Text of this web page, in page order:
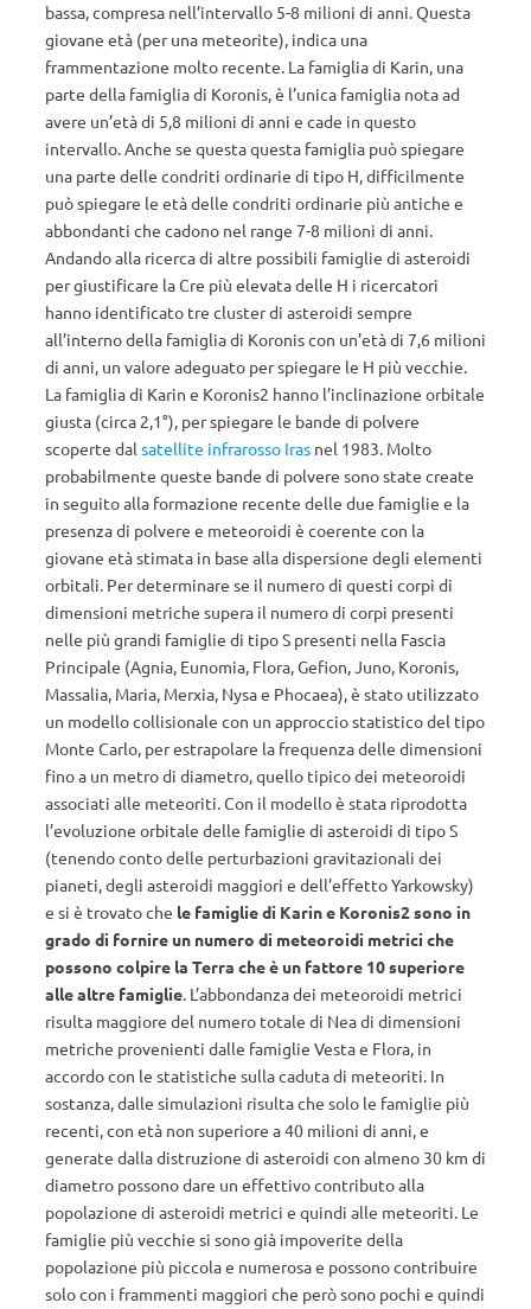
bassa, compresa nell’intervallo 5-8 milioni di anni. Questa
giovane età (per una meteorite), indica una
frammentazione molto recente. La famiglia di Karin, una
parte della famiglia di Koronis, è l’unica famiglia nota ad
avere un’età di 5,8 milioni di anni e cade in questo
intervallo. Anche se questa questa famiglia può spiegare
una parte delle condriti ordinarie di tipo H, difficilmente
può spiegare le età delle condriti ordinarie più antiche e
abbondanti che cadono nel range 7-8 milioni di anni.
Andando alla ricerca di altre possibili famiglie di asteroidi
per giustificare la Cre più elevata delle H i ricercatori
hanno identificato tre cluster di asteroidi sempre
all’interno della famiglia di Koronis con un’età di 7,6 milioni
di anni, un valore adeguato per spiegare le H più vecchie.
La famiglia di Karin e Koronis2 hanno l’inclinazione orbitale
giusta (circa 2,1°), per spiegare le bande di polvere
scoperte dal satellite infrarosso Iras nel 1983. Molto
probabilmente queste bande di polvere sono state create
in seguito alla formazione recente delle due famiglie e la
presenza di polvere e meteoroidi è coerente con la
giovane età stimata in base alla dispersione degli elementi
orbitali. Per determinare se il numero di questi corpi di
dimensioni metriche supera il numero di corpi presenti
nelle più grandi famiglie di tipo S presenti nella Fascia
Principale (Agnia, Eunomia, Flora, Gefion, Juno, Koronis,
Massalia, Maria, Merxia, Nysa e Phocaea), è stato utilizzato
un modello collisionale con un approccio statistico del tipo
Monte Carlo, per estrapolare la frequenza delle dimensioni
fino a un metro di diametro, quello tipico dei meteoroidi
associati alle meteoriti. Con il modello è stata riprodotta
l’evoluzione orbitale delle famiglie di asteroidi di tipo S
(tenendo conto delle perturbazioni gravitazionali dei
pianeti, degli asteroidi maggiori e dell’effetto Yarkowsky)
e si è trovato che le famiglie di Karin e Koronis2 sono in
grado di fornire un numero di meteoroidi metrici che
possono colpire la Terra che è un fattore 10 superiore
alle altre famiglie. L’abbondanza dei meteoroidi metrici
risulta maggiore del numero totale di Nea di dimensioni
metriche provenienti dalle famiglie Vesta e Flora, in
accordo con le statistiche sulla caduta di meteoriti. In
sostanza, dalle simulazioni risulta che solo le famiglie più
recenti, con età non superiore a 40 milioni di anni, e
generate dalla distruzione di asteroidi con almeno 30 km di
diametro possono dare un effettivo contributo alla
popolazione di asteroidi metrici e quindi alle meteoriti. Le
famiglie più vecchie si sono già impoverite della
popolazione più piccola e numerosa e possono contribuire
solo con i frammenti maggiori che però sono pochi e quindi